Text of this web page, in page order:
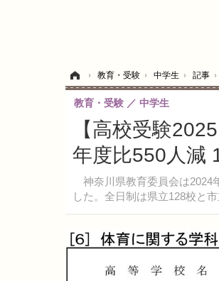
› 教育・受験 › 中学生 › 記事 ›
【高校受験
年度比550人減
神奈川県教育委員会は2024
した。全日制は県立128校と
教育・受験 中学生